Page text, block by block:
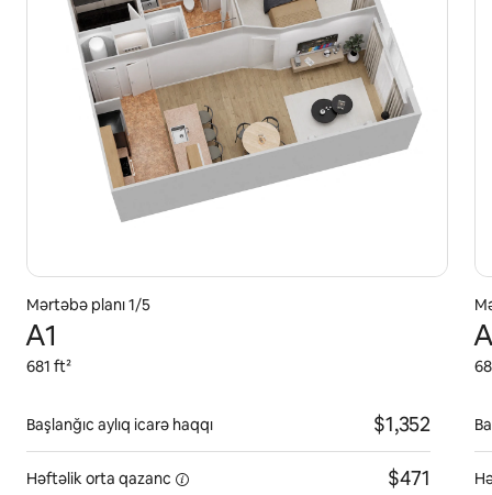
Mərtəbə planı 1/5
A1
681 ft²
Başlanğıc aylıq icarə haqqı $1,352
Həftəlik orta qazanc $471